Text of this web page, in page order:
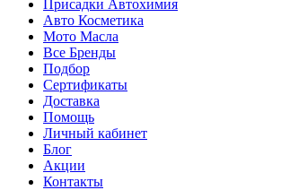
Присадки Автохимия
Авто Косметика
Мото Масла
Все Бренды
Подбор
Сертификаты
Доставка
Помощь
Личный кабинет
Блог
Акции
Контакты